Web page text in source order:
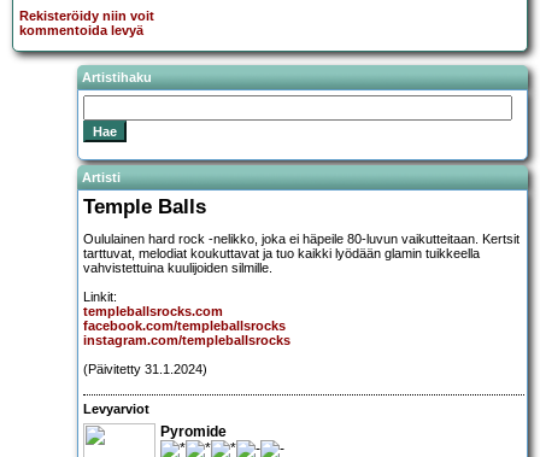
Rekisteröidy niin voit
kommentoida levyä
Artistihaku
Artisti
Temple Balls
Oululainen hard rock -nelikko, joka ei häpeile 80-luvun vaikutteitaan. Kertsit
tarttuvat, melodiat koukuttavat ja tuo kaikki lyödään glamin tuikkeella
vahvistettuina kuulijoiden silmille.
Linkit:
templeballsrocks.com
facebook.com/templeballsrocks
instagram.com/templeballsrocks
(Päivitetty 31.1.2024)
Levyarviot
Pyromide